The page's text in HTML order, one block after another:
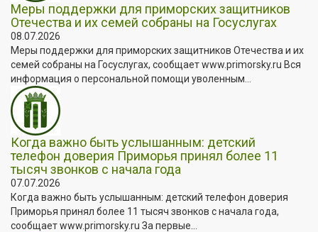
Меры поддержки для приморских защитников
Отечества и их семей собраны на Госуслугах
08.07.2026
Меры поддержки для приморских защитников Отечества и их
семей собраны на Госуслугах, сообщает www.primorsky.ru Вся
информация о персональной помощи уволенным...
Когда важно быть услышанным: детский
телефон доверия Приморья принял более 11
тысяч звонков с начала года
07.07.2026
Когда важно быть услышанным: детский телефон доверия
Приморья принял более 11 тысяч звонков с начала года,
сообщает www.primorsky.ru За первые...